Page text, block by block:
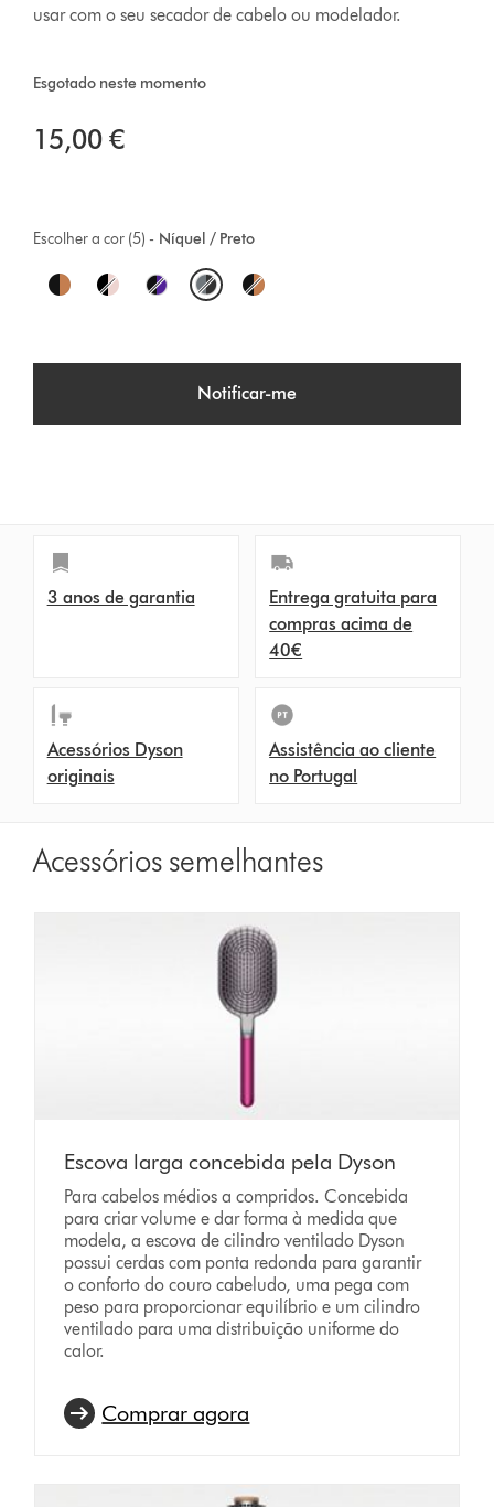
usar com o seu secador de cabelo ou modelador.
Esgotado neste momento
15,00 €
Níquel / Preto
Escolher a cor (5) -
O
t
Notificar-me
3 anos de garantia
Entrega gratuita para
compras acima de
40€
Acessórios Dyson
originais
Assistência ao cliente
no Portugal
Acessórios semelhantes
Escova larga concebida pela Dyson
Para cabelos médios a compridos. Concebida
para criar volume e dar forma à medida que
modela, a escova de cilindro ventilado Dyson
possui cerdas com ponta redonda para garantir
o conforto do couro cabeludo, uma pega com
peso para proporcionar equilíbrio e um cilindro
ventilado para uma distribuição uniforme do
calor.
Comprar agora